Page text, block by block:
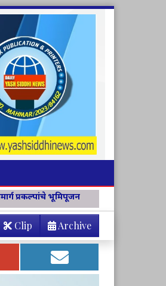
विवेक विचार मंच जिल्हा संयोजिकापदी
Archive
Clip